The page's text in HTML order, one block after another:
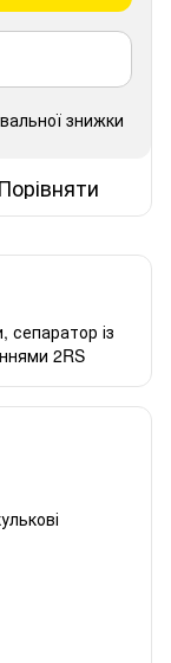
знижки
Порівняти
сепаратор із
2RS